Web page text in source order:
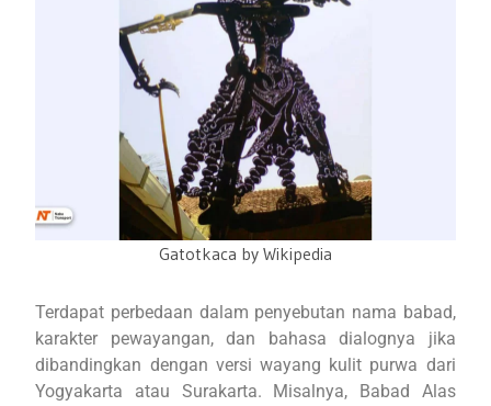
Gatotkaca by Wikipedia
Terdapat perbedaan dalam penyebutan nama babad,
karakter pewayangan, dan bahasa dialognya jika
dibandingkan dengan versi wayang kulit purwa dari
Yogyakarta atau Surakarta. Misalnya, Babad Alas